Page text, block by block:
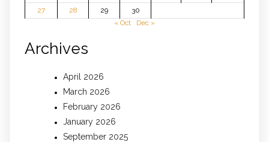
27
28 29
30
« Oct
Dec »
Archives
April 2026
March 2026
February 2026
January 2026
September 2025